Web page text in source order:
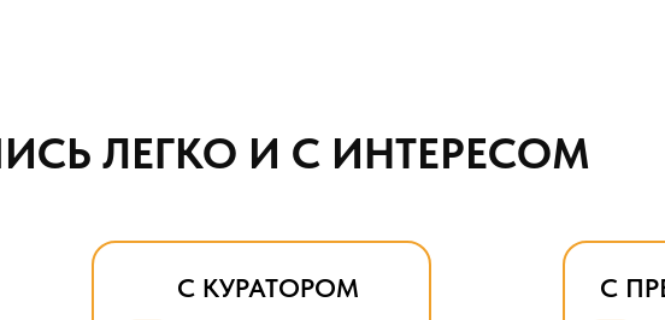
С
С КУРАТОРОМ
ЛЕГКО И С ИНТЕРЕСОМ